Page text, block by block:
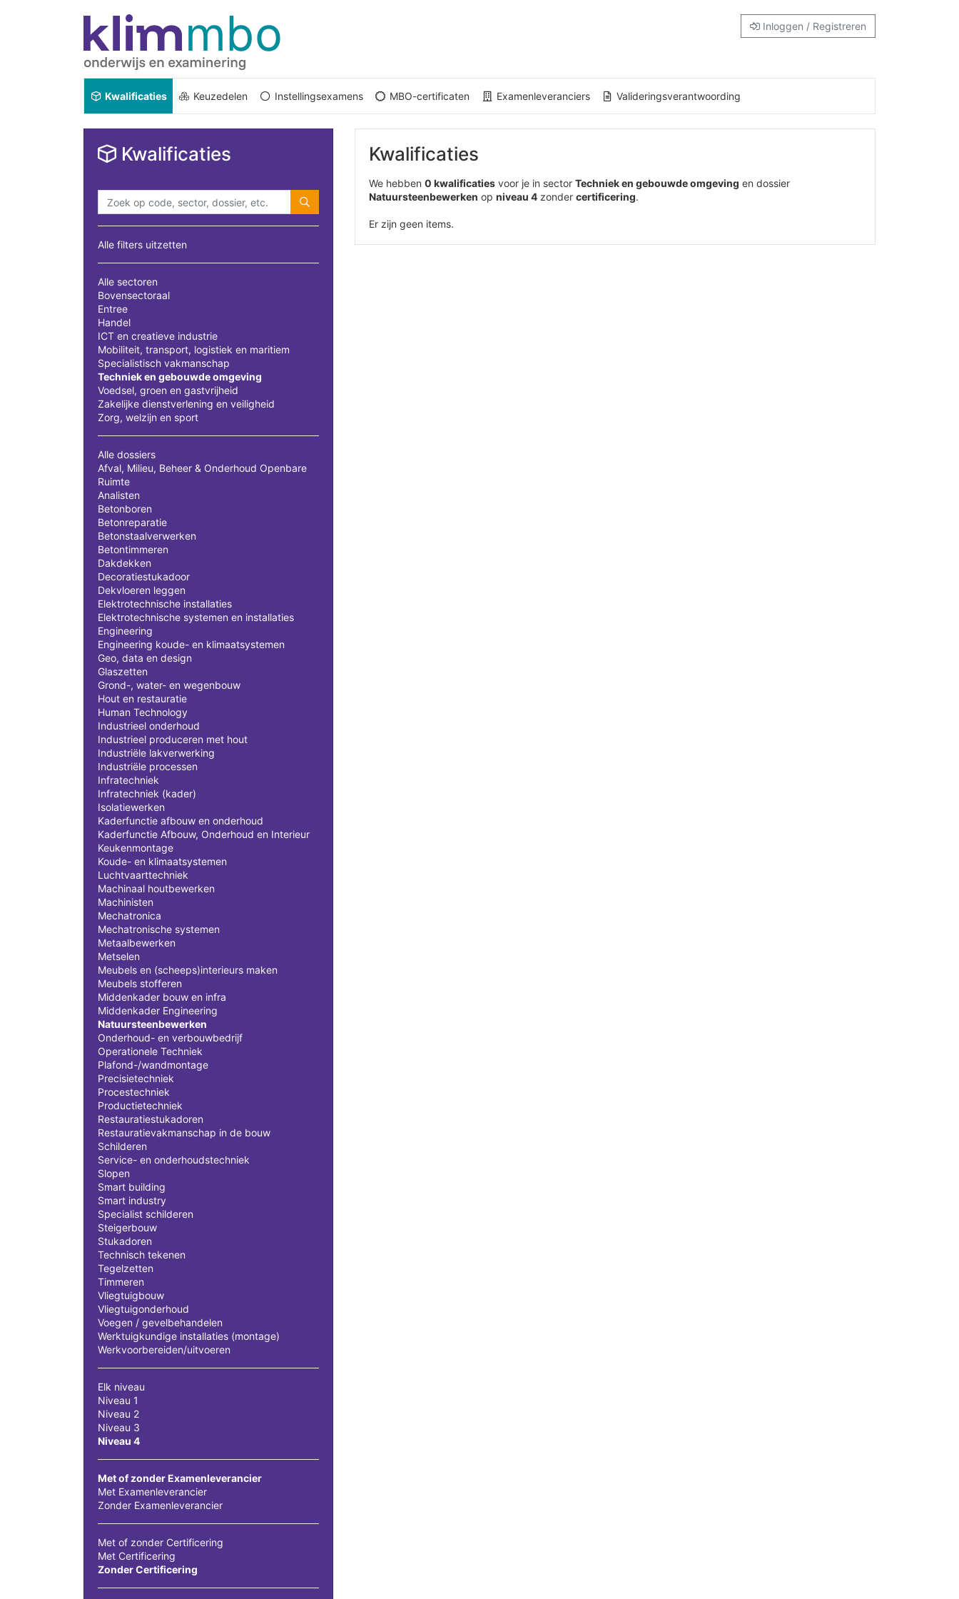
Inloggen / Registreren
Kwalificaties Keuzedelen Instellingsexamens MBO-certificaten Examenleveranciers Valideringsverantwoording
Kwalificaties
Alle filters uitzetten
Alle sectoren
Bovensectoraal
Entree
Handel
ICT en creatieve industrie
Mobiliteit, transport, logistiek en maritiem
Specialistisch vakmanschap
Techniek en gebouwde omgeving
Voedsel, groen en gastvrijheid
Zakelijke dienstverlening en veiligheid
Zorg, welzijn en sport
Alle dossiers
Afval, Milieu, Beheer & Onderhoud Openbare
Ruimte
Analisten
Betonboren
Betonreparatie
Betonstaalverwerken
Betontimmeren
Dakdekken
Decoratiestukadoor
Dekvloeren leggen
Elektrotechnische installaties
Elektrotechnische systemen en installaties
Engineering
Engineering koude- en klimaatsystemen
Geo, data en design
Glaszetten
Grond-, water- en wegenbouw
Hout en restauratie
Human Technology
Industrieel onderhoud
Industrieel produceren met hout
Industriële lakverwerking
Industriële processen
Infratechniek
Infratechniek (kader)
Isolatiewerken
Kaderfunctie afbouw en onderhoud
Kaderfunctie Afbouw, Onderhoud en Interieur
Keukenmontage
Koude- en klimaatsystemen
Luchtvaarttechniek
Machinaal houtbewerken
Machinisten
Mechatronica
Mechatronische systemen
Metaalbewerken
Metselen
Meubels en (scheeps)interieurs maken
Meubels stofferen
Middenkader bouw en infra
Middenkader Engineering
Natuursteenbewerken
Onderhoud- en verbouwbedrijf
Operationele Techniek
Plafond-/wandmontage
Precisietechniek
Procestechniek
Productietechniek
Restauratiestukadoren
Restauratievakmanschap in de bouw
Schilderen
Service- en onderhoudstechniek
Slopen
Smart building
Smart industry
Specialist schilderen
Steigerbouw
Stukadoren
Technisch tekenen
Tegelzetten
Timmeren
Vliegtuigbouw
Vliegtuigonderhoud
Voegen / gevelbehandelen
Werktuigkundige installaties (montage)
Werkvoorbereiden/uitvoeren
Elk niveau
Niveau 1
Niveau 2
Niveau 3
Niveau 4
Met of zonder Examenleverancier
Met Examenleverancier
Zonder Examenleverancier
Met of zonder Certificering
Met Certificering
Zonder Certificering
Kwalificaties
We hebben 0 kwalificaties voor je in sector Techniek en gebouwde omgeving en dossier
Natuursteenbewerken op niveau 4 zonder certificering.
Er zijn geen items.